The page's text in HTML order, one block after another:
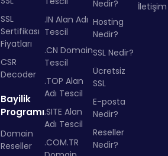
SSL
Sertifikası
Fiyatları
CSR
Decoder
Bayilik
Programı
Domain
Reseller
.IN Alan Adı
Tescil
.CN Domain
Tescil
.TOP Alan
Adı Tescil
.SITE Alan
Adı Tescil
.COM.TR
Nedir?
Hosting
Nedir?
SSL Nedir?
Ücretsiz
SSL
E-posta
Nedir?
Reseller
Nedir?
İletişim